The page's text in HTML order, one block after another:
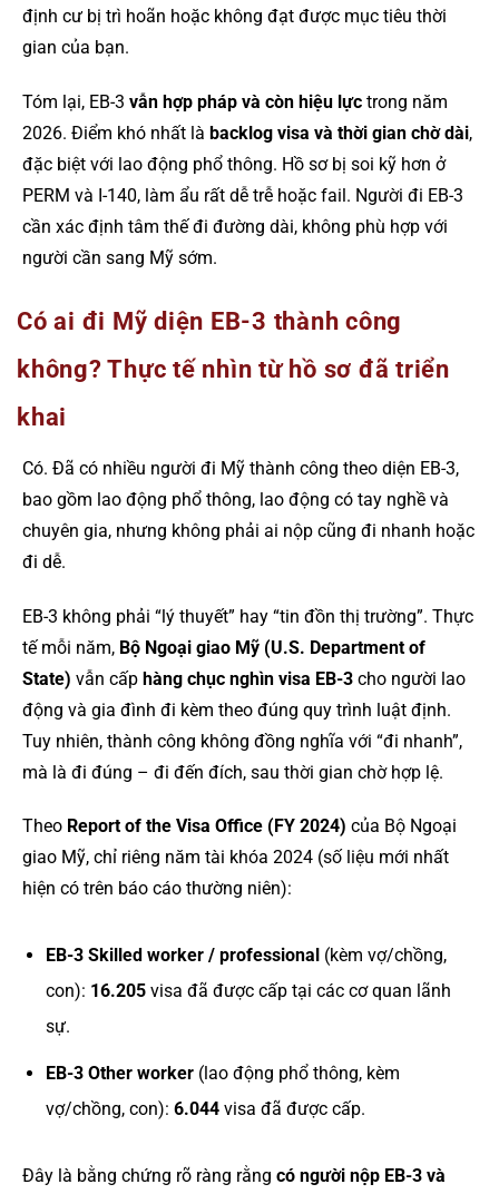
định cư bị trì hoãn hoặc không đạt được mục tiêu thời
gian của bạn.
Tóm lại, EB-3 vẫn hợp pháp và còn hiệu lực trong năm
2026. Điểm khó nhất là backlog visa và thời gian chờ dài,
đặc biệt với lao động phổ thông. Hồ sơ bị soi kỹ hơn ở
PERM và I-140, làm ẩu rất dễ trễ hoặc fail. Người đi EB-3
cần xác định tâm thế đi đường dài, không phù hợp với
người cần sang Mỹ sớm.
Có ai đi Mỹ diện EB-3 thành công
không? Thực tế nhìn từ hồ sơ đã triển
khai
Có. Đã có nhiều người đi Mỹ thành công theo diện EB-3,
bao gồm lao động phổ thông, lao động có tay nghề và
chuyên gia, nhưng không phải ai nộp cũng đi nhanh hoặc
đi dễ.
EB-3 không phải “lý thuyết” hay “tin đồn thị trường”. Thực
tế mỗi năm, Bộ Ngoại giao Mỹ (U.S. Department of
State) vẫn cấp hàng chục nghìn visa EB-3 cho người lao
động và gia đình đi kèm theo đúng quy trình luật định.
Tuy nhiên, thành công không đồng nghĩa với “đi nhanh”,
mà là đi đúng – đi đến đích, sau thời gian chờ hợp lệ.
Theo Report of the Visa Office (FY 2024) của Bộ Ngoại
giao Mỹ, chỉ riêng năm tài khóa 2024 (số liệu mới nhất
hiện có trên báo cáo thường niên):
EB-3 Skilled worker / professional (kèm vợ/chồng,
con): 16.205visa đã được cấp tại các cơ quan lãnh
sự.
EB-3 Other worker(lao động phổ thông, kèm
vợ/chồng, con): 6.044visa đã được cấp.
Đây là bằng chứng rõ ràng rằng có người nộp EB-3 và